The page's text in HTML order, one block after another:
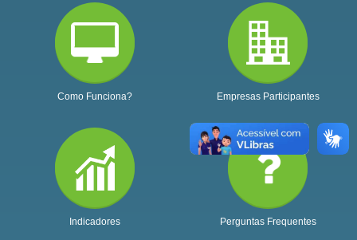
Como Funciona? Empresas Participantes
Indicadores Perguntas Frequentes